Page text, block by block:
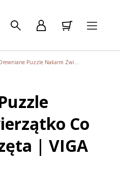
Drewniane Puzzle Nakarm Zwierzątko Co jedzą Zwierzęta | VIGA
Co
| VIGA